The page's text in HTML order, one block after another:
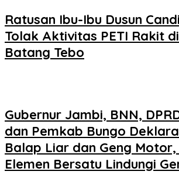
Ratusan Ibu-Ibu Dusun
Tolak Aktivitas PETI Rakit
Batang Tebo
Gubernur Jambi, BNN,
dan Pemkab Bungo
Balap Liar dan Geng Motor,
Elemen Bersatu Lindungi